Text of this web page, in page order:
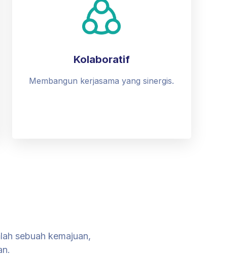
Kolaboratif
Membangun kerjasama yang sinergis.
sebuah kemajuan,